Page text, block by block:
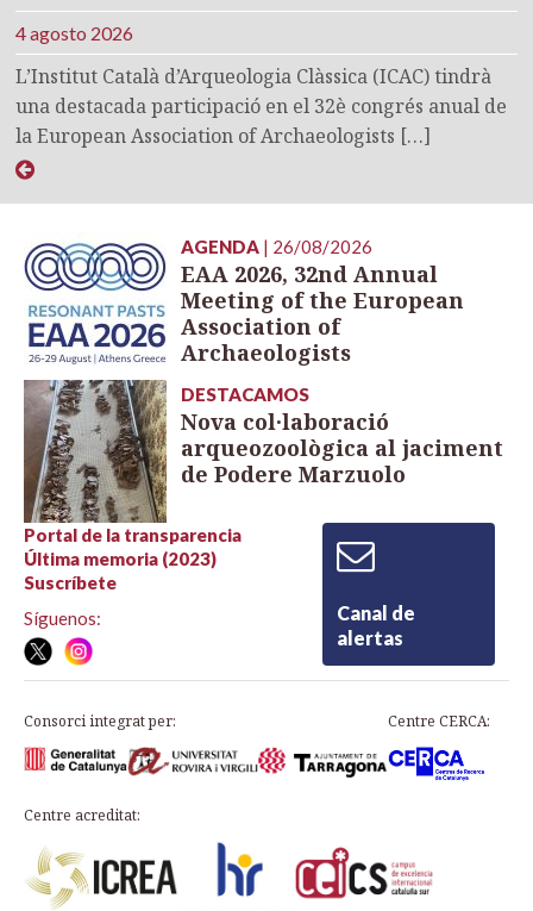
4 agosto 2026
L’Institut Català d’Arqueologia Clàssica (ICAC) tindrà
una destacada participació en el 32è congrés anual de
la European Association of Archaeologists […]
AGENDA | 26/08/2026
EAA 2026, 32nd Annual
Meeting of the European
Association of
Archaeologists
DESTACAMOS
Nova col·laboració
arqueozoològica al jaciment
de Podere Marzuolo
Portal de la transparencia
Última memoria (2023)
Suscríbete
Síguenos:
Canal de
alertas
Consorci integrat per: Centre CERCA:
Centre acreditat: